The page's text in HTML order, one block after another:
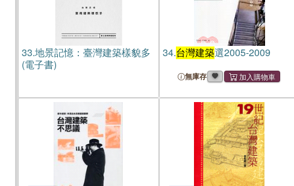
33.地景記憶：臺灣建築樣貌多
(電子書)
34.台灣建築選2005-2009
無庫存